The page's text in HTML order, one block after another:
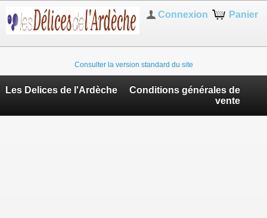
Panier
Connexion
Consulter la version standard du site
Les Delices de l'Ardèche
Conditions générales de
vente